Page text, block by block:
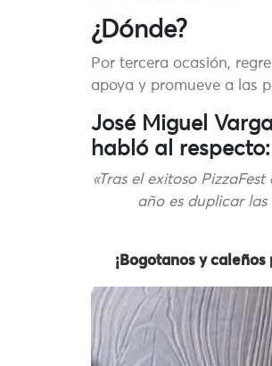
¿Dónde?
Por tercera ocasión,
apoya y promueve a las
José Miguel
habló al respecto:
«Tras el exitoso
año es duplicar
¡Bogotanos y